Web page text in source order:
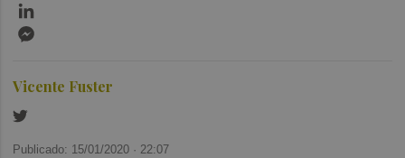
Vicente Fuster
Publicado: 15/01/2020 · 22:07